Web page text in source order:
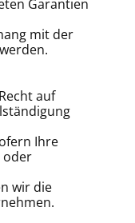
Garantien
mit der
auf
Ihre
oder
wir die